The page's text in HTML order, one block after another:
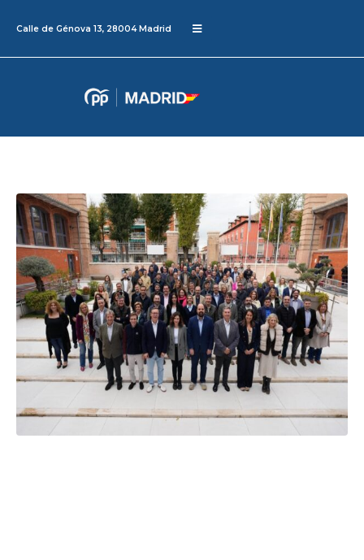
Calle de Génova 13, 28004 Madrid